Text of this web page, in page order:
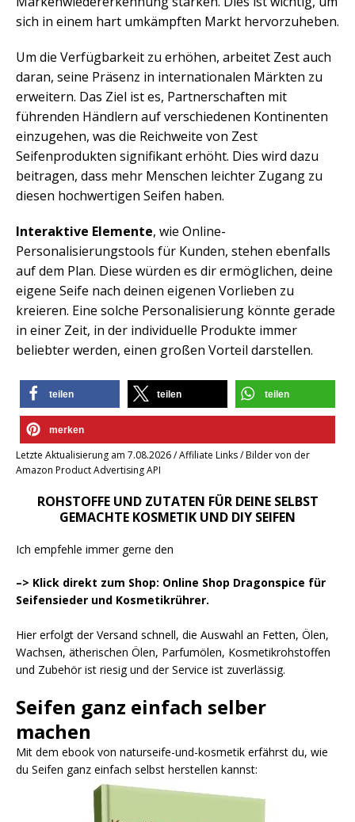
sich in einem hart umkämpften Markt hervorzuheben.
Um die Verfügbarkeit zu erhöhen, arbeitet Zest auch
daran, seine Präsenz in internationalen Märkten zu
erweitern. Das Ziel ist es, Partnerschaften mit
führenden Händlern auf verschiedenen Kontinenten
einzugehen, was die Reichweite von Zest
Seifenprodukten signifikant erhöht. Dies wird dazu
beitragen, dass mehr Menschen leichter Zugang zu
diesen hochwertigen Seifen haben.
Interaktive Elemente, wie Online-
Personalisierungstools für Kunden, stehen ebenfalls
auf dem Plan. Diese würden es dir ermöglichen, deine
eigene Seife nach deinen eigenen Vorlieben zu
kreieren. Eine solche Personalisierung könnte gerade
in einer Zeit, in der individuelle Produkte immer
beliebter werden, einen großen Vorteil darstellen.
teilen teilen teilen
merken
Letzte Aktualisierung am 7.08.2026 / Affiliate Links / Bilder von der
Amazon Product Advertising API
ROHSTOFFE UND ZUTATEN FÜR DEINE SELBST
GEMACHTE KOSMETIK UND DIY SEIFEN
Ich empfehle immer gerne den
–> Klick direkt zum Shop: Online Shop Dragonspice für
Seifensieder und Kosmetikrührer.
Hier erfolgt der Versand schnell, die Auswahl an Fetten, Ölen,
Wachsen, ätherischen Ölen, Parfumölen, Kosmetikrohstoffen
und Zubehör ist riesig und der Service ist zuverlässig.
Seifen ganz einfach selber
machen
Mit dem ebook von naturseife-und-kosmetik erfährst du, wie
du Seifen ganz einfach selbst herstellen kannst: